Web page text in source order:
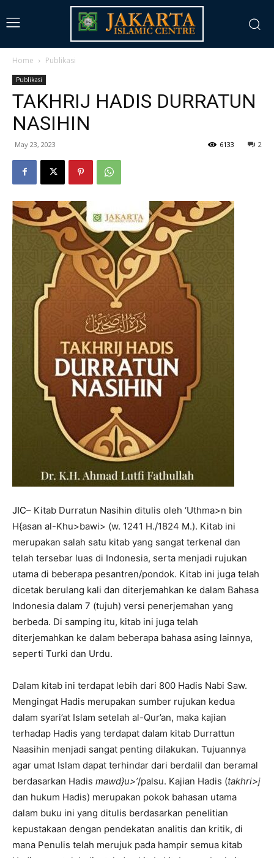
Home Publikasi
Publikasi
TAKHRIJ HADIS DURRATUN
NASIHIN
May 23, 2023 2
6133
JIC– Kitab Durratun Nasihin ditulis oleh ‘Uthma>n bin
H{asan al-Khu>bawi> (w. 1241 H./1824 M.). Kitab ini
merupakan salah satu kitab yang sangat terkenal dan
telah tersebar luas di Indonesia, serta menjadi rujukan
utama di beberapa pesantren/pondok. Kitab ini juga telah
dicetak berulang kali dan diterjemahkan ke dalam Bahasa
Indonesia dalam 7 (tujuh) versi penerjemahan yang
berbeda. Di samping itu, kitab ini juga telah
diterjemahkan ke dalam beberapa bahasa asing lainnya,
seperti Turki dan Urdu.
Dalam kitab ini terdapat lebih dari 800 Hadis Nabi Saw.
Mengingat Hadis merupakan sumber rujukan kedua
dalam syari’at Islam setelah al-Qur’an, maka kajian
terhadap Hadis yang terdapat dalam kitab Durrattun
Naasihin menjadi sangat penting dilakukan. Tujuannya
agar umat Islam dapat terhindar dari berdalil dan beramal
berdasarkan Hadis mawd}u>’/palsu. Kajian Hadis (takhri>j
dan hukum Hadis) merupakan pokok bahasan utama
dalam buku ini yang ditulis berdasarkan penelitian
kepustakaan dengan pendekatan analitis dan kritik, di
mana Penulis telah merujuk pada hampir semua kitab